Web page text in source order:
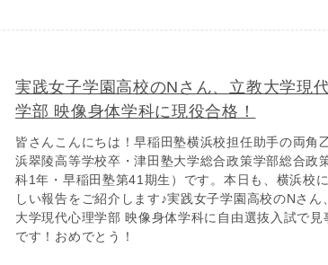
実践女子学園高校のNさん、立教大学現
学部 映像身体学科に現役合格！
皆さんこんにちは！早稲田塾横浜校担任助手の両角
浜翠陵高等学校卒・津田塾大学総合政策学部総合政
科1年・早稲田塾第41期生）です。本日も、横浜校
しい報告をご紹介します♪実践女子学園高校のNさん
大学現代心理学部 映像身体学科に自由選抜入試で見
です！おめでとう！